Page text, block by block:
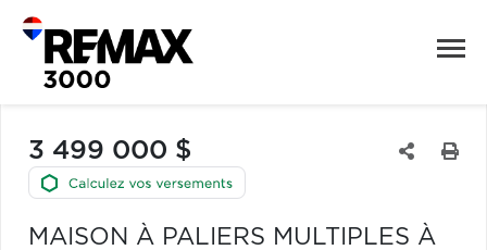
3 499 000 $
MAISON À PALIERS MULTIPLES À